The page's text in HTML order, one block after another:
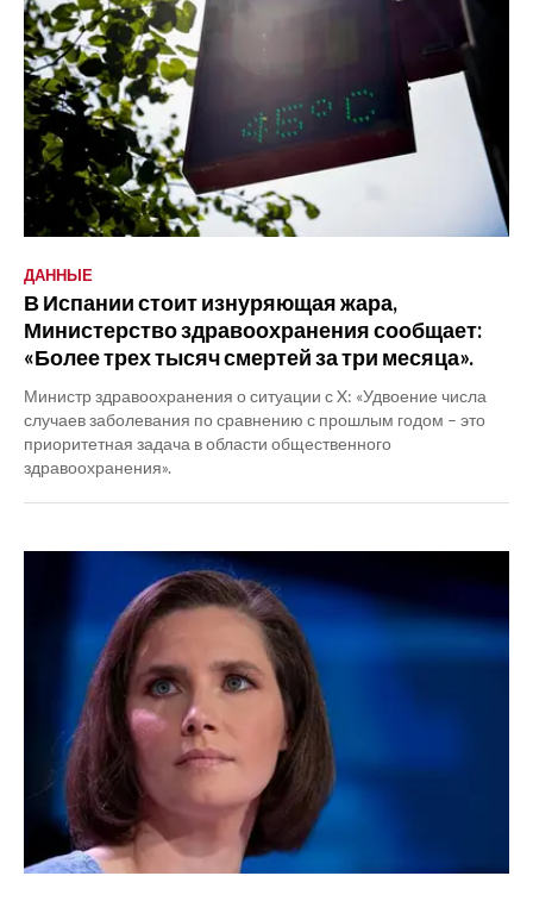
ДАННЫЕ
В Испании стоит изнуряющая жара,
Министерство здравоохранения сообщает:
«Более трех тысяч смертей за три месяца».
Министр здравоохранения о ситуации с X: «Удвоение числа
случаев заболевания по сравнению с прошлым годом – это
приоритетная задача в области общественного
здравоохранения».